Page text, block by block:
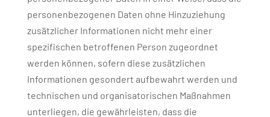
personenbezogenen Daten ohne Hinzuziehung
zusätzlicher Informationen nicht mehr einer
spezifischen betroffenen Person zugeordnet
werden können, sofern diese zusätzlichen
Informationen gesondert aufbewahrt werden und
technischen und organisatorischen Maßnahmen
unterliegen, die gewährleisten, dass die